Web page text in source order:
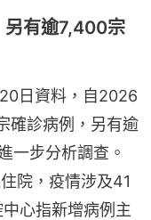
有逾7,400宗
日資料，自2026
確診病例，另有逾
一步分析調查。
院，疫情涉及41
心指新增病例主